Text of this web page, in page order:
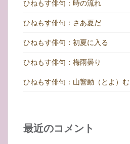
ひねもす俳句：時の流れ
ひねもす俳句：さあ夏だ
ひねもす俳句：初夏に入る
ひねもす俳句：梅雨曇り
ひねもす俳句：山響動（とよ）む
最近のコメント